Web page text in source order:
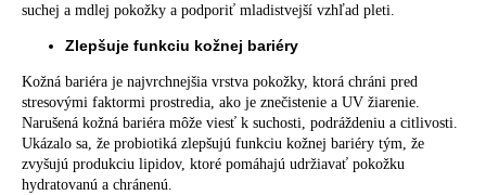
suchej a mdlej pokožky a podporiť mladistvejší vzhľad pleti.
Zlepšuje funkciu kožnej bariéry
Kožná bariéra je najvrchnejšia vrstva pokožky, ktorá chráni pred
stresovými faktormi prostredia, ako je znečistenie a UV žiarenie.
Narušená kožná bariéra môže viesť k suchosti, podráždeniu a citlivosti.
Ukázalo sa, že probiotiká zlepšujú funkciu kožnej bariéry tým, že
zvyšujú produkciu lipidov, ktoré pomáhajú udržiavať pokožku
hydratovanú a chránenú.